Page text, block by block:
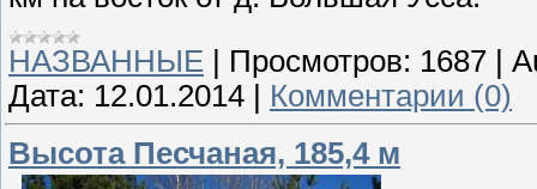
НАЗВАННЫЕ | Просмотров: 1687 |
Дата: 12.01.2014 | Комментарии (0)
Высота Песчаная, 185,4 м